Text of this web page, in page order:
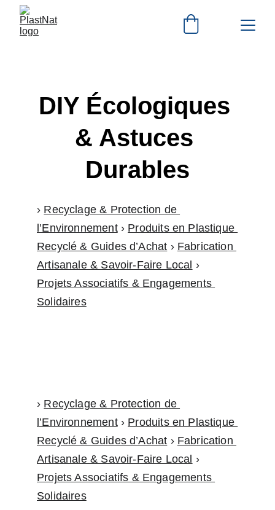
DIY Écologiques
& Astuces
Durables
› Recyclage & Protection de
l’Environnement › Produits en Plastique
Recyclé & Guides d’Achat › Fabrication
Artisanale & Savoir-Faire Local ›
Projets Associatifs & Engagements
Solidaires
› Recyclage & Protection de
l’Environnement › Produits en Plastique
Recyclé & Guides d’Achat › Fabrication
Artisanale & Savoir-Faire Local ›
Projets Associatifs & Engagements
Solidaires